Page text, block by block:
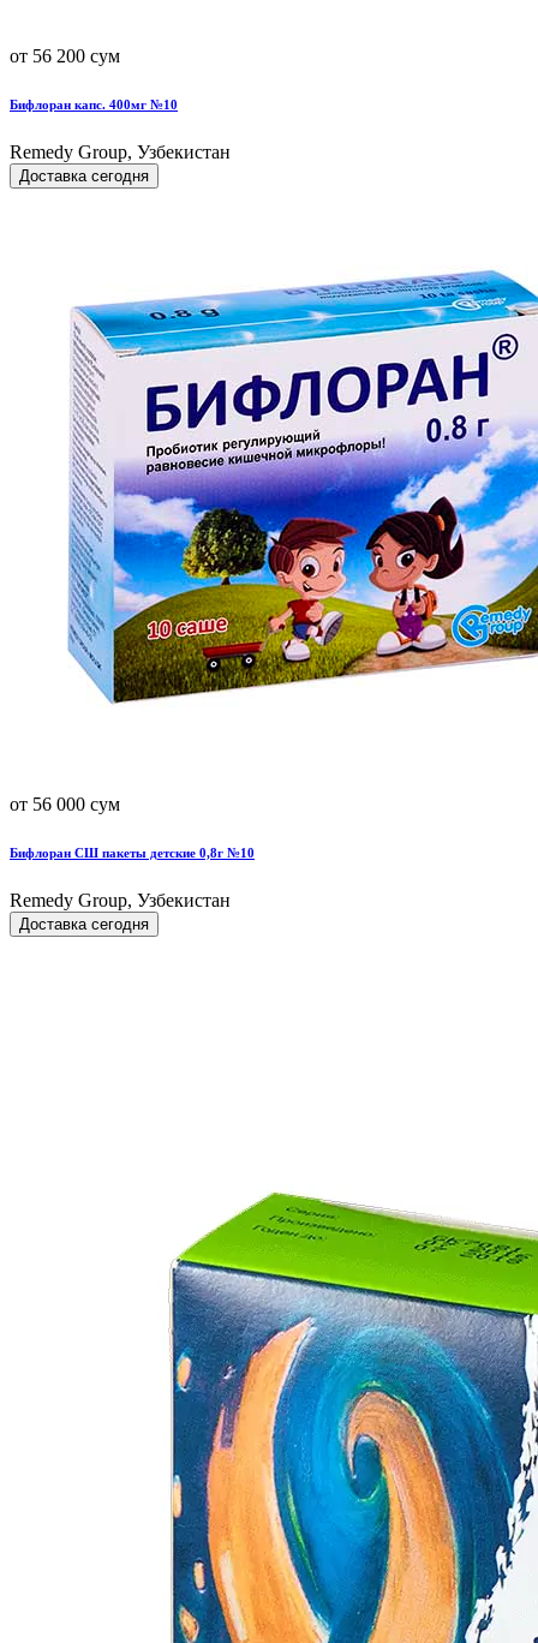
от 56 200 сум
Бифлоран капс. 400мг №10
Remedy Group, Узбекистан
Доставка сегодня
от 56 000 сум
Бифлоран СШ пакеты детские 0,8г №10
Remedy Group, Узбекистан
Доставка сегодня